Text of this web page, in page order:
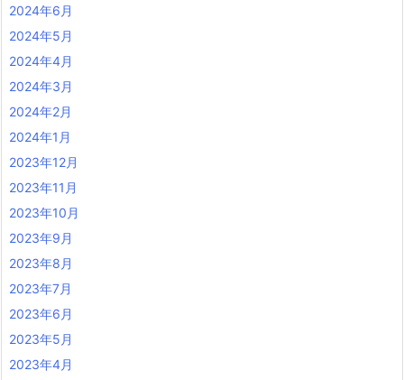
2024年6月
2024年5月
2024年4月
2024年3月
2024年2月
2024年1月
2023年12月
2023年11月
2023年10月
2023年9月
2023年8月
2023年7月
2023年6月
2023年5月
2023年4月